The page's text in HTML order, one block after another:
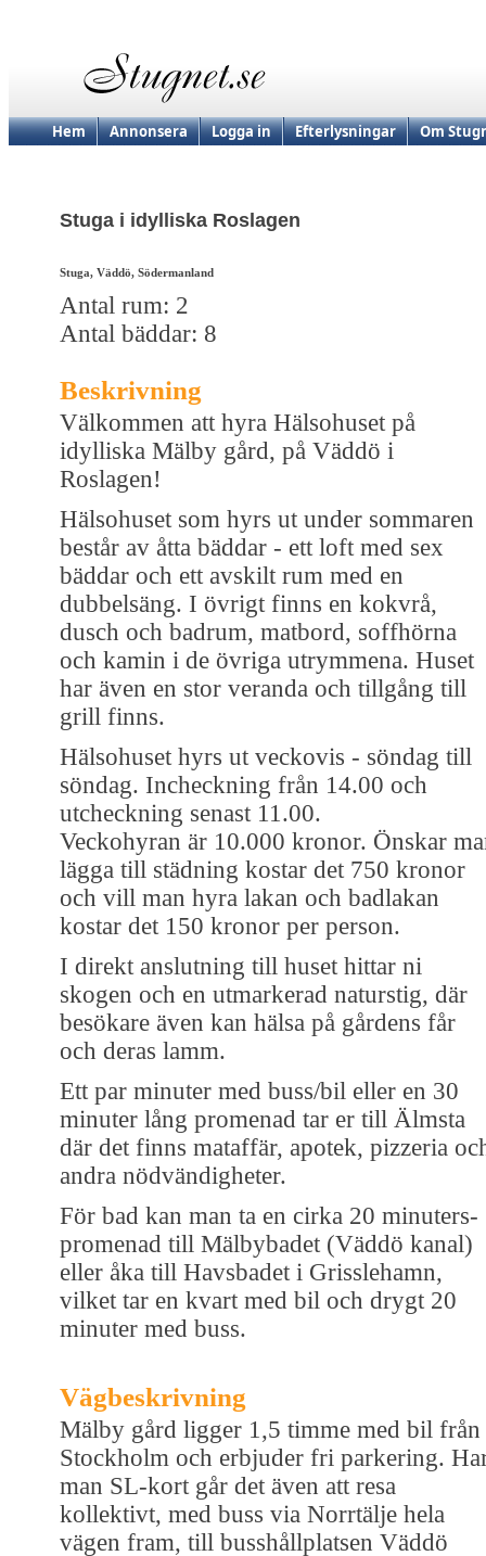
Hem Annonsera Logga in Efterlysningar Om
Stuga i idylliska Roslagen
Stuga, Väddö, Södermanland
Antal rum: 2
Antal bäddar: 8
Beskrivning
Välkommen att hyra Hälsohuset på
idylliska Mälby gård, på Väddö i
Roslagen!
Hälsohuset som hyrs ut under sommaren
består av åtta bäddar - ett loft med sex
bäddar och ett avskilt rum med en
dubbelsäng. I övrigt finns en kokvrå,
dusch och badrum, matbord, soffhörna
och kamin i de övriga utrymmena. Huset
har även en stor veranda och tillgång till
grill finns.
Hälsohuset hyrs ut veckovis - söndag till
söndag. Incheckning från 14.00 och
utcheckning senast 11.00.
Veckohyran är 10.000 kronor. Önskar
lägga till städning kostar det 750 kronor
och vill man hyra lakan och badlakan
kostar det 150 kronor per person.
I direkt anslutning till huset hittar ni
skogen och en utmarkerad naturstig, där
besökare även kan hälsa på gårdens får
och deras lamm.
Ett par minuter med buss/bil eller en 30
minuter lång promenad tar er till Älmsta
där det finns mataffär, apotek, pizzeria
andra nödvändigheter.
För bad kan man ta en cirka 20 minuters-
promenad till Mälbybadet (Väddö kanal)
eller åka till Havsbadet i Grisslehamn,
vilket tar en kvart med bil och drygt 20
minuter med buss.
Vägbeskrivning
Mälby gård ligger 1,5 timme med bil från
Stockholm och erbjuder fri parkering.
man SL-kort går det även att resa
kollektivt, med buss via Norrtälje hela
vägen fram, till busshållplatsen Väddö